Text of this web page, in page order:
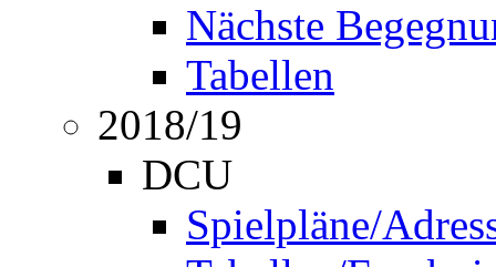
Nächste
Tabellen
2018/19
DCU
Spielpläne/